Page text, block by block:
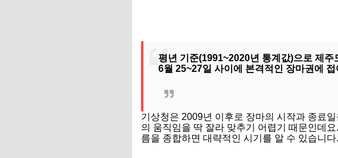
평년 기준(1991~2020년 통계값)으로 제
6월 25~27일 사이에 본격적인 장마권에
기상청은 2009년 이후로 장마의 시작과 종료
의 움직임을 딱 잘라 맞추기 어렵기 때문인데
름을 종합하면 대략적인 시기를 알 수 있습니다.